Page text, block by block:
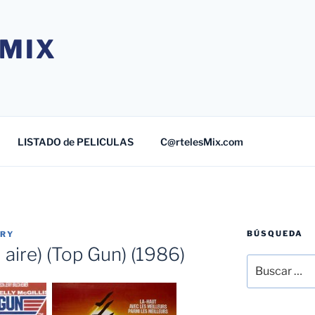
LISTADO de PELICULAS C@rtelesMix.com
(Top Gun) (1986)
BÚSQUEDA
por: